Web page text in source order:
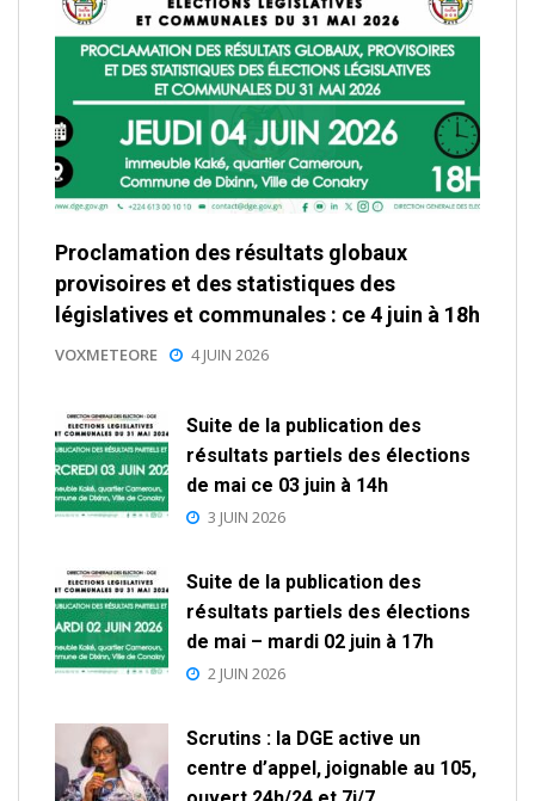
Proclamation des résultats globaux
provisoires et des statistiques des
législatives et communales : ce 4 juin à 18h
VOXMETEORE 4 JUIN 2026
Suite de la publication des
résultats partiels des élections
de mai ce 03 juin à 14h
3 JUIN 2026
Suite de la publication des
résultats partiels des élections
de mai – mardi 02 juin à 17h
2 JUIN 2026
Scrutins : la DGE active un
centre d’appel, joignable au 105,